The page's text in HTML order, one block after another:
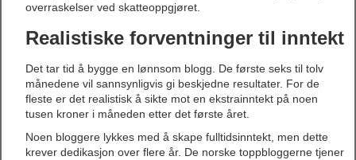
overraskelser ved skatteoppgjøret.
Realistiske forventninger til inntekt
Det tar tid å bygge en lønnsom blogg. De første seks til tolv
månedene vil sannsynligvis gi beskjedne resultater. For de
fleste er det realistisk å sikte mot en ekstrainntekt på noen
tusen kroner i måneden etter det første året.
Noen bloggere lykkes med å skape fulltidsinntekt, men dette
krever dedikasjon over flere år. De norske toppbloggerne tjener